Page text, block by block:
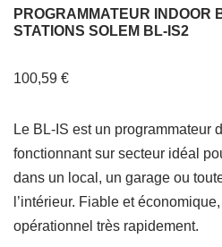
PROGRAMMATEUR INDOOR
STATIONS SOLEM BL-IS2
100,59 €
Le BL-IS est un programmateur
fonctionnant sur secteur idéal
dans un local, un garage ou
l’intérieur. Fiable et
opérationnel très rapidement.